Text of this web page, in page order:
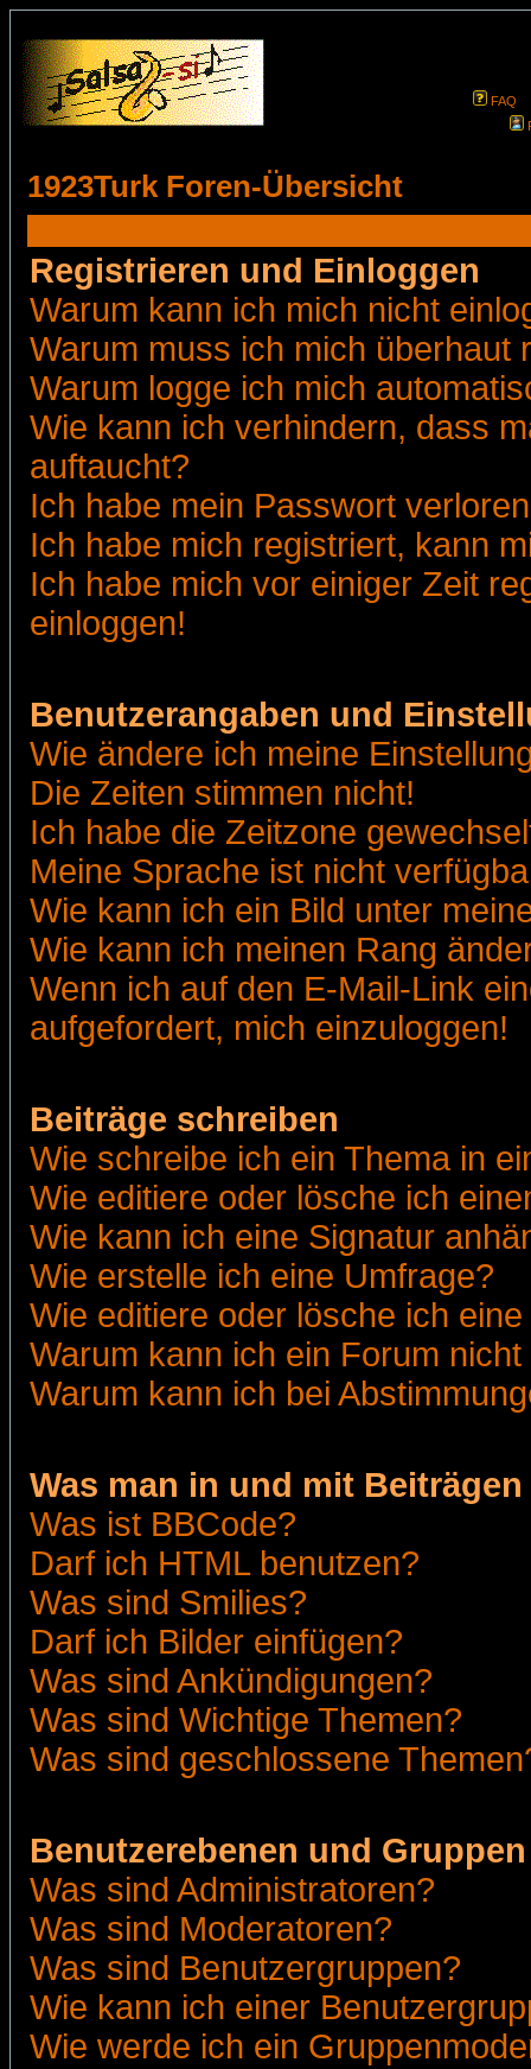
FAQ
1923Turk Foren-Übersicht
Registrieren und Einloggen
Warum kann ich mich nicht
Warum muss ich mich überhaut
Warum logge ich mich
Wie kann ich verhindern, dass
auftaucht?
Ich habe mein Passwort
Ich habe mich registriert, kann
Ich habe mich vor einiger Zeit
einloggen!
Benutzerangaben und
Wie ändere ich meine
Die Zeiten stimmen nicht!
Ich habe die Zeitzone
Meine Sprache ist nicht
Wie kann ich ein Bild unter
Wie kann ich meinen Rang
Wenn ich auf den E-Mail-Link
aufgefordert, mich einzuloggen!
Beiträge schreiben
Wie schreibe ich ein Thema in
Wie editiere oder lösche ich
Wie kann ich eine Signatur
Wie erstelle ich eine Umfrage?
Wie editiere oder lösche ich
Warum kann ich ein Forum
Warum kann ich bei
Was man in und mit
Was ist BBCode?
Darf ich HTML benutzen?
Was sind Smilies?
Darf ich Bilder einfügen?
Was sind Ankündigungen?
Was sind Wichtige Themen?
Was sind geschlossene
Benutzerebenen und Gruppen
Was sind Administratoren?
Was sind Moderatoren?
Was sind Benutzergruppen?
Wie kann ich einer
Wie werde ich ein